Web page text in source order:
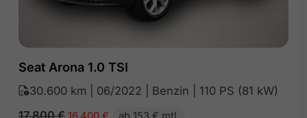
Seat Arona 1.0 TSI
30.600 km | 06/2022 | Benzin | 110 PS (81 kW)
17.800€